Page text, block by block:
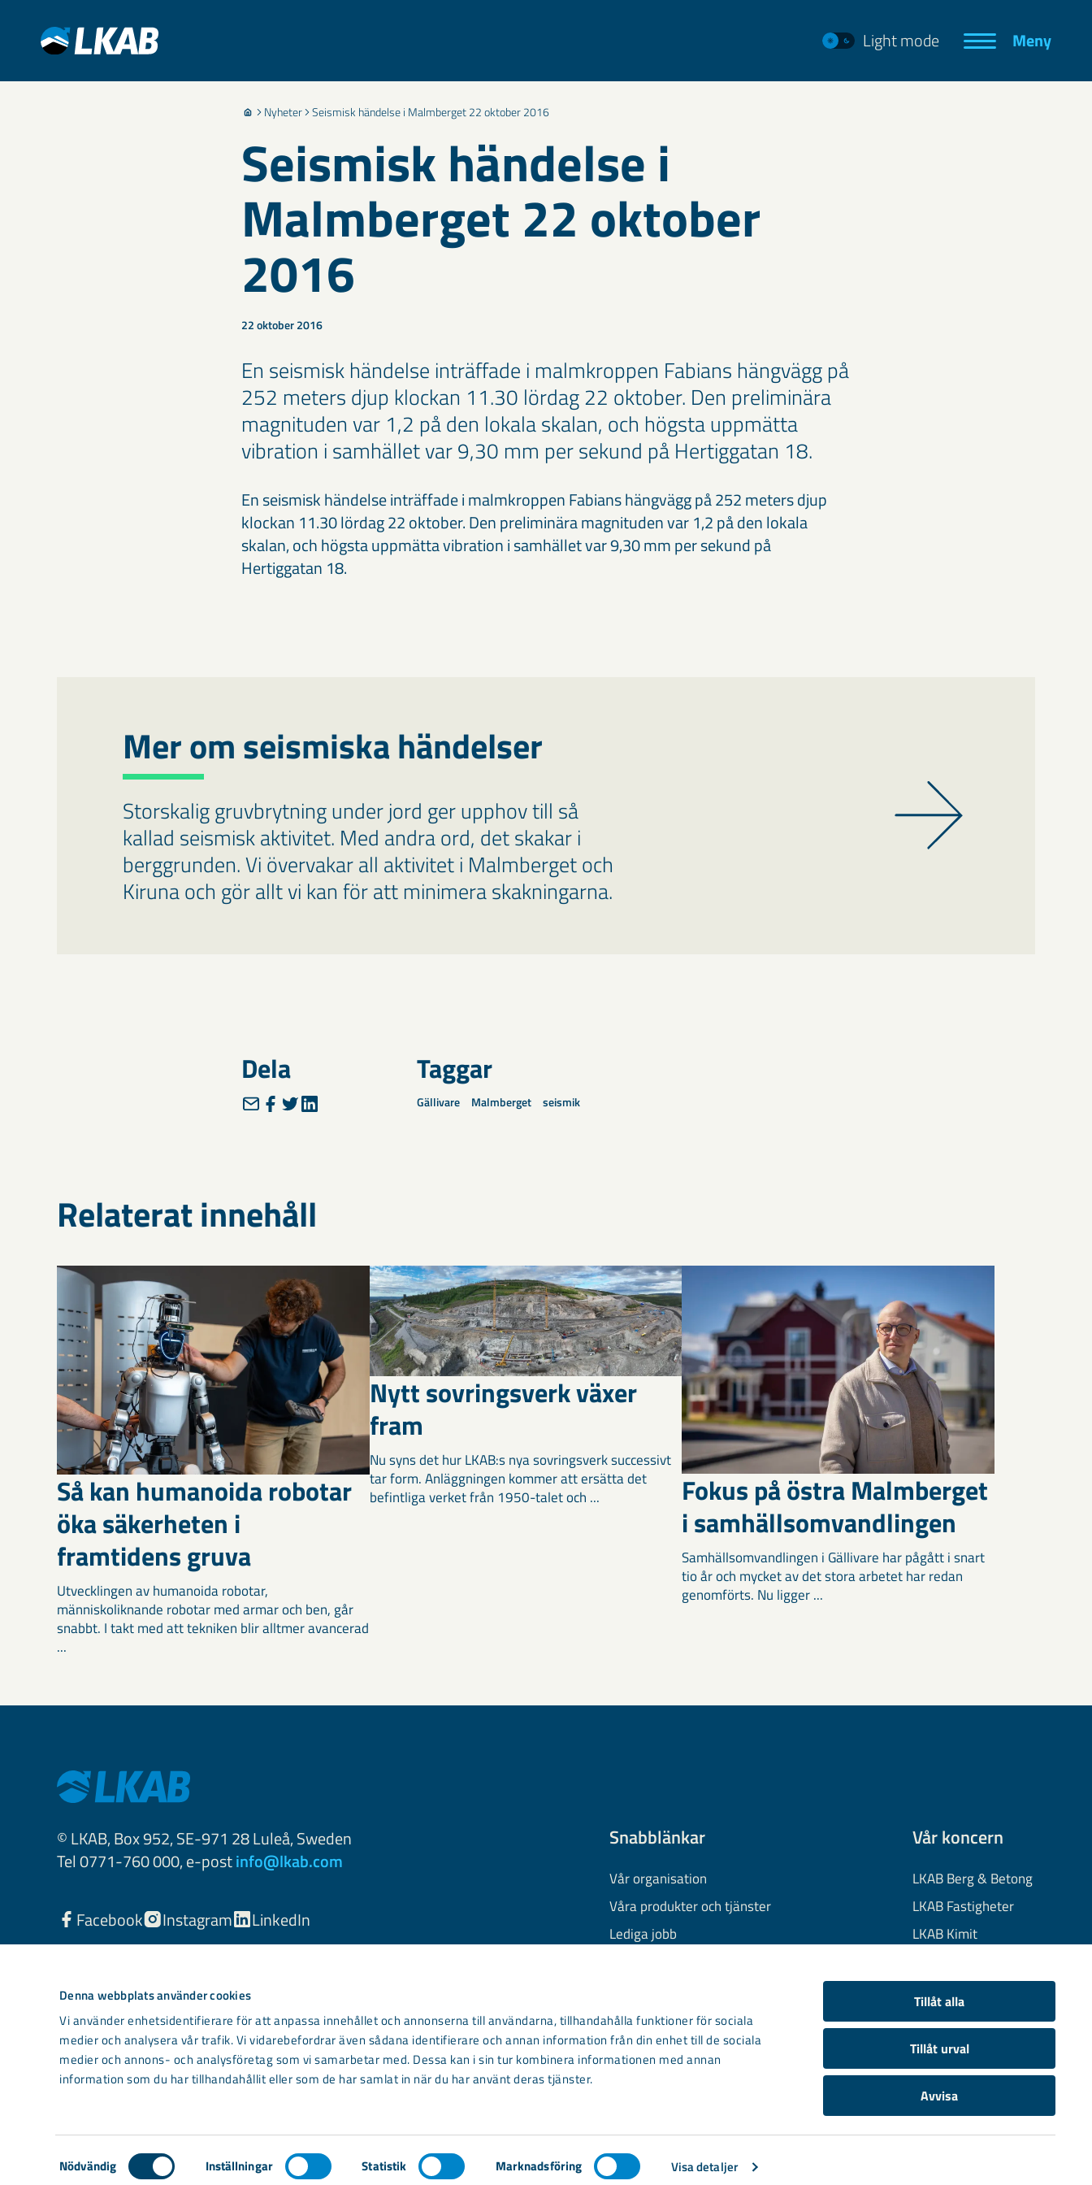
Denna webbplats använder cookies
Vi använder enhetsidentifierare för att anpassa innehållet och annonserna till användarna, tillhandahålla funktioner för sociala
medier och analysera vår trafik. Vi vidarebefordrar även sådana identifierare och annan information från din enhet till de sociala
medier och annons- och analysföretag som vi samarbetar med. Dessa kan i sin tur kombinera informationen med annan
information som du har tillhandahållit eller som de har samlat in när du har använt deras tjänster.
Samtyckesval
Nödvändig Inställningar Statistik Marknadsföring Visa detaljer
Tillåt alla
Tillåt urval
Avvisa
Light mode Meny
Nyheter Seismisk händelse i Malmberget 22 oktober 2016
Seismisk händelse i
Malmberget 22 oktober
2016
22 oktober 2016
En seismisk händelse inträffade i malmkroppen Fabians hängvägg på
252 meters djup klockan 11.30 lördag 22 oktober. Den preliminära
magnituden var 1,2 på den lokala skalan, och högsta uppmätta
vibration i samhället var 9,30 mm per sekund på Hertiggatan 18.
En seismisk händelse inträffade i malmkroppen Fabians hängvägg på 252 meters djup
klockan 11.30 lördag 22 oktober. Den preliminära magnituden var 1,2 på den lokala
skalan, och högsta uppmätta vibration i samhället var 9,30 mm per sekund på
Hertiggatan 18.
Mer om seismiska händelser
Storskalig gruvbrytning under jord ger upphov till så
kallad seismisk aktivitet. Med andra ord, det skakar i
berggrunden. Vi övervakar all aktivitet i Malmberget och
Kiruna och gör allt vi kan för att minimera skakningarna.
Dela Taggar
Gällivare Malmberget seismik
Relaterat innehåll
Så kan humanoida robotar
öka säkerheten i
framtidens gruva
Utvecklingen av humanoida robotar,
människoliknande robotar med armar och ben, går
snabbt. I takt med att tekniken blir alltmer avancerad
...
Nytt sovringsverk växer
fram
Nu syns det hur LKAB:s nya sovringsverk successivt
tar form. Anläggningen kommer att ersätta det
befintliga verket från 1950-talet och ...
Fokus på östra Malmberget
i samhällsomvandlingen
Samhällsomvandlingen i Gällivare har pågått i snart
tio år och mycket av det stora arbetet har redan
genomförts. Nu ligger ...
© LKAB, Box 952, SE-971 28 Luleå, Sweden
Tel 0771-760 000, e-postinfo@lkab.com
Facebook Instagram LinkedIn
Snabblänkar
Vår organisation
Våra produkter och tjänster
Lediga jobb
Information om cookies
Kontakta oss
Vår koncern
LKAB Berg & Betong
LKAB Fastigheter
LKAB Kimit
LKAB Wassara
Samhällsutveckling
Light mode